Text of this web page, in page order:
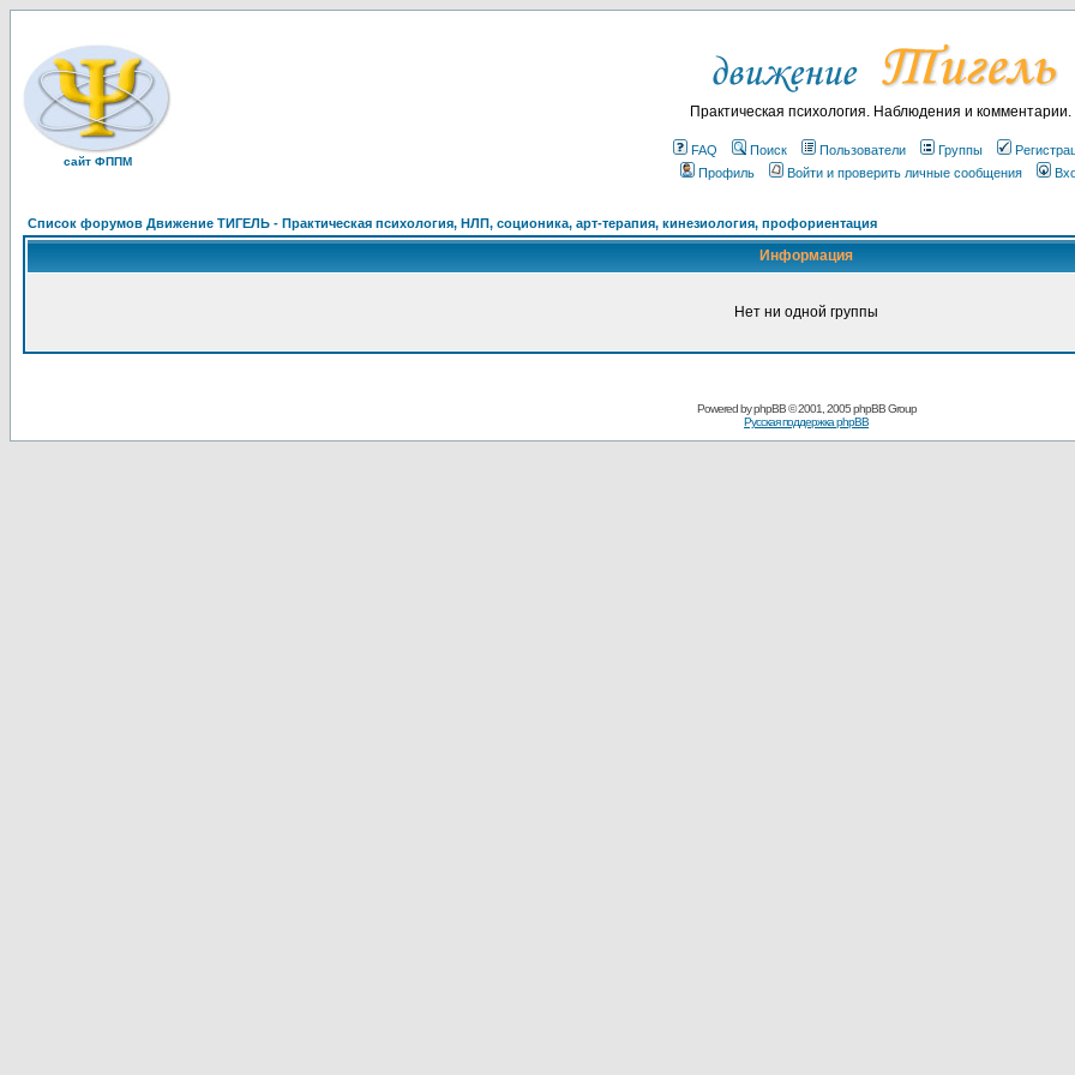
сайт ФППМ
Практическая психология. Наблюдения и комментарии.
FAQ Поиск Пользователи Группы
Профиль
Войти и проверить личные сообщения
Список форумов Движение ТИГЕЛЬ - Практическая психология, НЛП, соционика, арт-терапия, кинезиология, профориентация
Информация
Нет ни одной группы
Powered byphpBB© 2001, 2005 phpBB Group
Русская поддержка phpBB